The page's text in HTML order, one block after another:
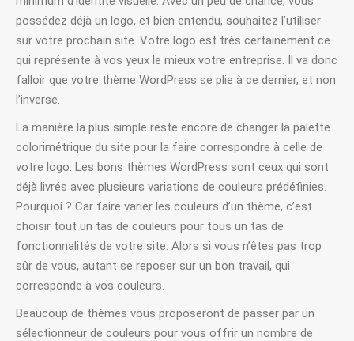
possédez déjà un logo, et bien entendu, souhaitez l’utiliser
sur votre prochain site. Votre logo est très certainement ce
qui représente à vos yeux le mieux votre entreprise. Il va donc
falloir que votre thème WordPress se plie à ce dernier, et non
l’inverse.
La manière la plus simple reste encore de changer la palette
colorimétrique du site pour la faire correspondre à celle de
votre logo. Les bons thèmes WordPress sont ceux qui sont
déjà livrés avec plusieurs variations de couleurs prédéfinies.
Pourquoi ? Car faire varier les couleurs d’un thème, c’est
choisir tout un tas de couleurs pour tous un tas de
fonctionnalités de votre site. Alors si vous n’êtes pas trop
sûr de vous, autant se reposer sur un bon travail, qui
corresponde à vos couleurs.
Beaucoup de thèmes vous proposeront de passer par un
sélectionneur de couleurs pour vous offrir un nombre de